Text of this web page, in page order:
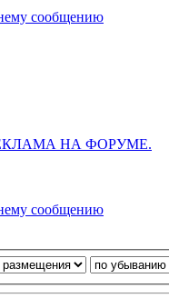
сообщению
НА ФОРУМЕ.
сообщению